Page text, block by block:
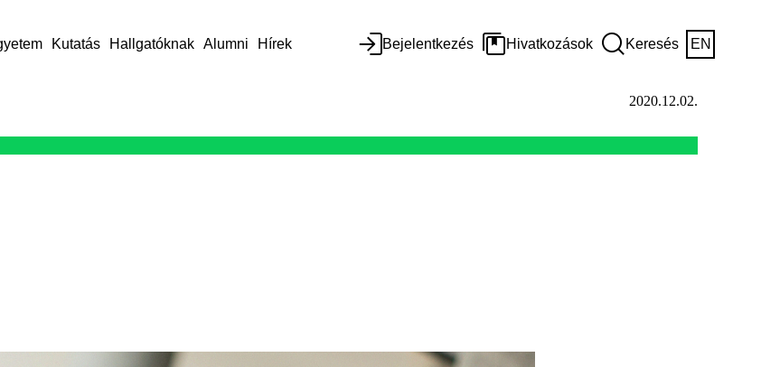
Kutatás Hallgatóknak Alumni Hírek Bejelentkezés Hivatkozások Keresés EN
2020.12.02.